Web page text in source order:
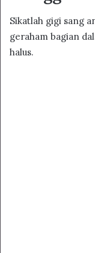
Sikatlah gigi sang
geraham bagian
halus.